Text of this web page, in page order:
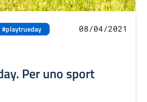
#playtrueday
08/04/2021
Per uno sport